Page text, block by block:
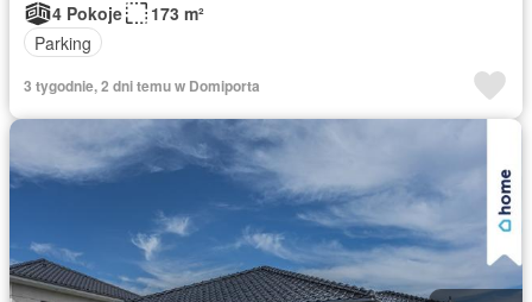
4 Pokoje
173 m²
Parking
3 tygodnie, 2 dni temu w Domiporta